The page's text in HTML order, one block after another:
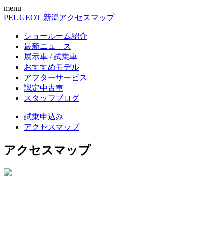
menu
PEUGEOT 新潟アクセスマップ
ショールーム紹介
最新ニュース
展示車 / 試乗車
おすすめモデル
アフターサービス
認定中古車
スタッフブログ
試乗申込み
アクセスマップ
アクセスマップ